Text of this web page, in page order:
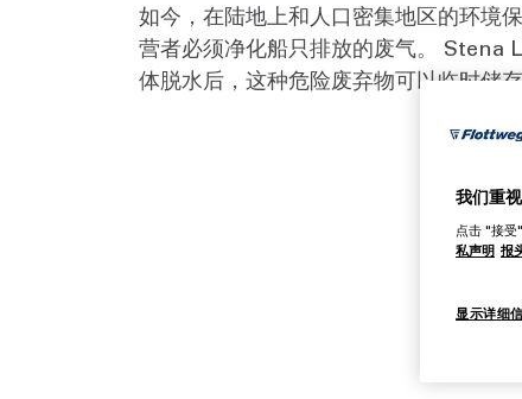
如今，在陆地上和人口密集地区的环境
营者必须净化船只排放的废气。 Stena
体脱水后，这种危险废弃物可以临时储
我们重
点击 "接受
私声明 报
显示详细